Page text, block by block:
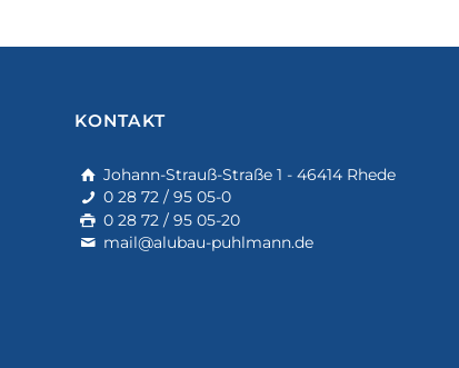
KONTAKT
Johann-Strauß-Straße 1 - 46414 Rhede
0 28 72 / 95 05-0
0 28 72 / 95 05-20
mail@alubau-puhlmann.de